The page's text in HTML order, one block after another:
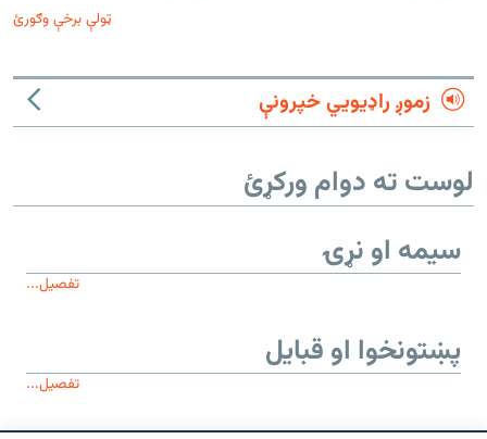
ټولې برخې وګورئ
زموږ راډیويي خپرونې
لوست ته دوام ورکړئ
سیمه او نړۍ
تفصیل...
پښتونخوا او قبایل
تفصیل...